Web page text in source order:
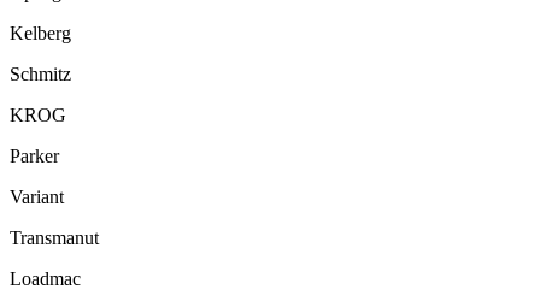
Kelberg
Schmitz
KROG
Parker
Variant
Transmanut
Loadmac